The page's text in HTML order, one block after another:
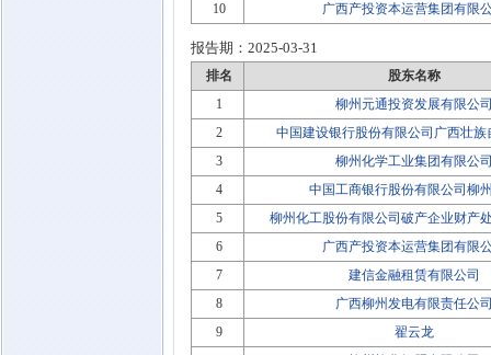
10
广西产投资本运营集团有限
报告期： 2025-03-31
排名
股东名称
1
柳州元通投资发展有限公
2
中国建设银行股份有限公司广西壮族
3
柳州化学工业集团有限公
4
中国工商银行股份有限公司柳
5
柳州化工股份有限公司破产企业财产
6
广西产投资本运营集团有限
7
建信金融租赁有限公司
8
广西柳州发电有限责任公
9
翟云龙